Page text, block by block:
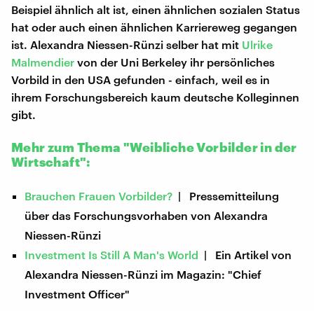
Beispiel ähnlich alt ist, einen ähnlichen sozialen Status
hat oder auch einen ähnlichen Karriereweg gegangen
ist. Alexandra Niessen-Rünzi selber hat mit Ulrike
Malmendier von der Uni Berkeley ihr persönliches
Vorbild in den USA gefunden - einfach, weil es in
ihrem Forschungsbereich kaum deutsche Kolleginnen
gibt.
Mehr zum Thema "Weibliche Vorbilder in der
Wirtschaft":
Brauchen Frauen Vorbilder? | Pressemitteilung
über das Forschungsvorhaben von Alexandra
Niessen-Rünzi
Investment Is Still A Man's World | Ein Artikel von
Alexandra Niessen-Rünzi im Magazin: "Chief
Investment Officer"